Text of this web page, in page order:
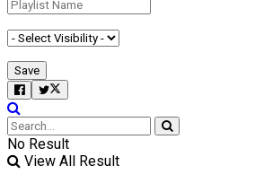
No Result
View All Result